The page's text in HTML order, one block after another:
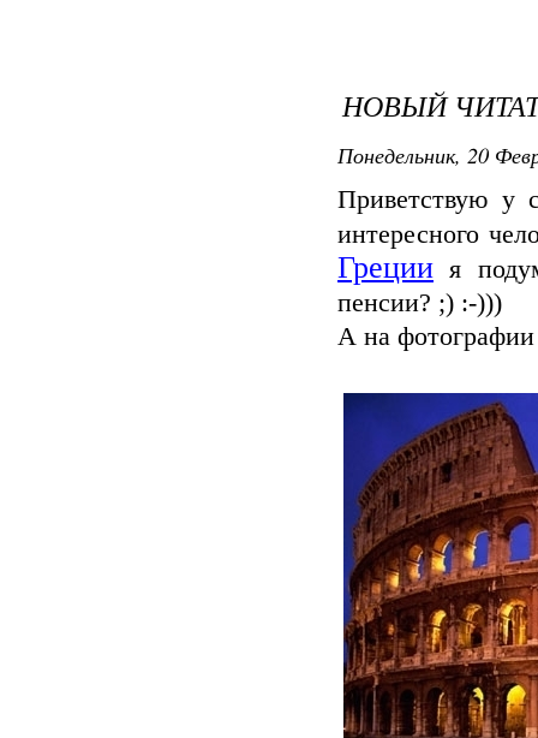
НОВЫЙ
Понедельник, 20
Приветствую у
интересного
Греции я
пенсии? ;) :-)))
А на